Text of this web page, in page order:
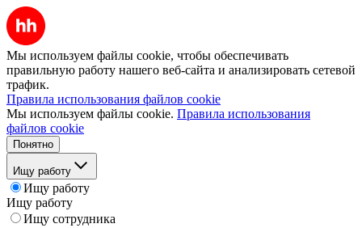
Мы используем файлы cookie, чтобы обеспечивать
правильную работу нашего веб-сайта и анализировать сетевой
трафик.
Правила использования файлов cookie
Мы используем файлы cookie. Правила использования
файлов cookie
Понятно
Ищу работу
Ищу работу
Ищу работу
Ищу сотрудника